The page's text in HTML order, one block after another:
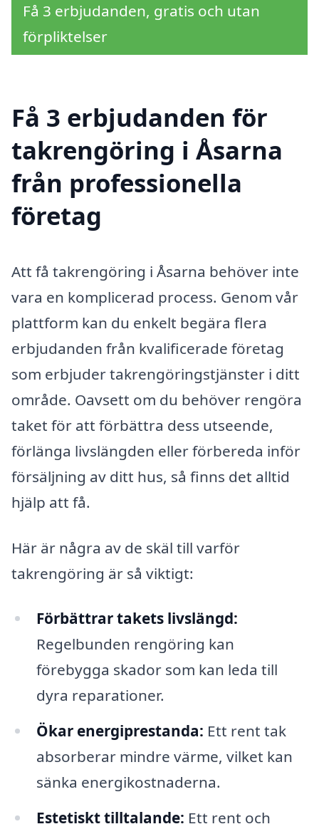
Få 3 erbjudanden, gratis och utan
förpliktelser
Få 3 erbjudanden för
takrengöring i Åsarna
från professionella
företag
Att få takrengöring i Åsarna behöver inte
vara en komplicerad process. Genom vår
plattform kan du enkelt begära flera
erbjudanden från kvalificerade företag
som erbjuder takrengöringstjänster i ditt
område. Oavsett om du behöver rengöra
taket för att förbättra dess utseende,
förlänga livslängden eller förbereda inför
försäljning av ditt hus, så finns det alltid
hjälp att få.
Här är några av de skäl till varför
takrengöring är så viktigt:
Förbättrar takets livslängd:
Regelbunden rengöring kan
förebygga skador som kan leda till
dyra reparationer.
Ökar energiprestanda: Ett rent tak
absorberar mindre värme, vilket kan
sänka energikostnaderna.
Estetiskt tilltalande: Ett rent och